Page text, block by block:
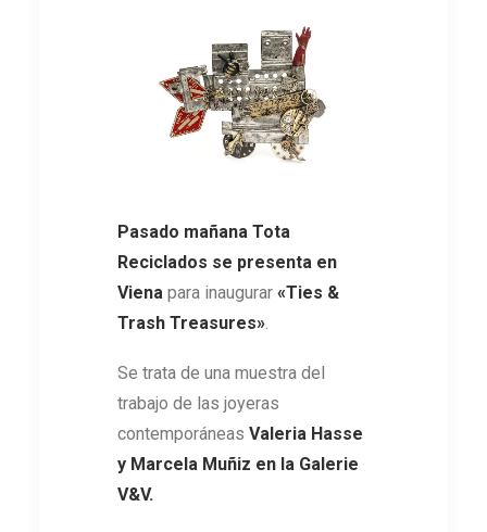
Pasado mañana Tota
Reciclados se presenta en
Viena para inaugurar «Ties &
Trash Treasures».
Se trata de una muestra del
trabajo de las joyeras
contemporáneas Valeria Hasse
y Marcela Muñiz en la Galerie
V&V.